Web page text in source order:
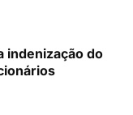
indenização do